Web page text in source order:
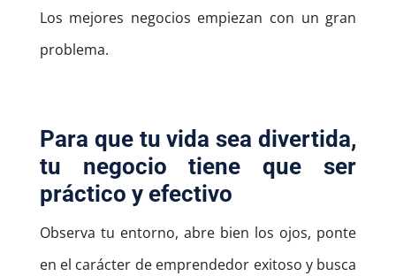
Los mejores negocios empiezan con un gran
problema.
Para que tu vida sea divertida,
tu negocio tiene que ser
práctico y efectivo
Observa tu entorno, abre bien los ojos, ponte
en el carácter de emprendedor exitoso y busca